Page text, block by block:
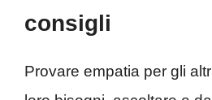
consigli
Provare empatia per gli